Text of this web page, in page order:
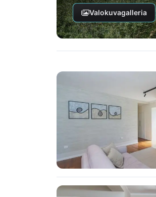
Krkin sillan ansiosta
lentoasema (RJK)
välimerellisiin elämyksiin.
Valokuvagalleria